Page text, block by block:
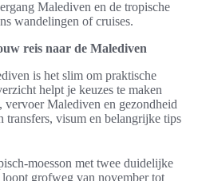
Malediven en de tropische
wandelingen of cruises.
reis naar de Malediven
is het slim om praktische
helpt je keuzes te maken
Malediven en gezondheid
visum en belangrijke tips
moesson met twee duidelijke
grofweg van november tot